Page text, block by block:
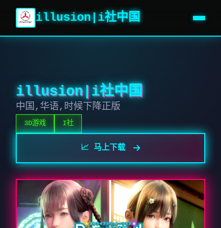
illusion|i社中国
illusion|i社中国
中国,华语,时候下降正版
3D游戏 I社
📈 马上下载